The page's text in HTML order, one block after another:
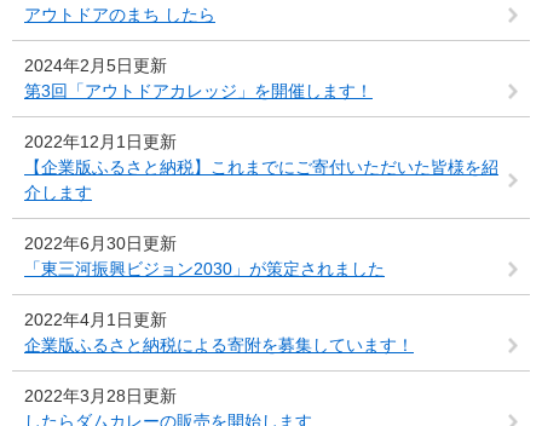
アウトドアのまち したら
2024年2月5日更新
第3回「アウトドアカレッジ」を開催します！
2022年12月1日更新
【企業版ふるさと納税】これまでにご寄付いただいた皆様を紹
介します
2022年6月30日更新
「東三河振興ビジョン2030」が策定されました
2022年4月1日更新
企業版ふるさと納税による寄附を募集しています！
2022年3月28日更新
したらダムカレーの販売を開始します